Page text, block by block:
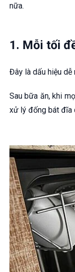
nữa.
1. Mỗi tối
Đây là dấu hiệu dễ
Sau bữa ăn, khi
xử lý đống bát đĩa